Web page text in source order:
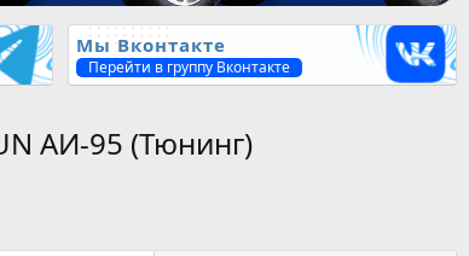
Мы Вконтакте
Перейти в группу Вконтакте
АИ-95 (Тюнинг)